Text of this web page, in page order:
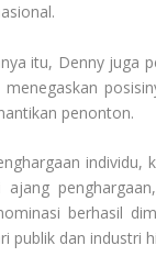
itu, Denny juga
menegaskan
penonton.
ajang
berhasil
publik dan industri